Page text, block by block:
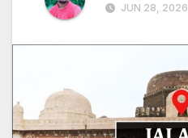
JUN 28, 2026